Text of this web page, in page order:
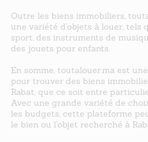
Outre les biens immobiliers,
une variété d'objets à louer, tels
sport, des instruments de
des jouets pour enfants.
En somme, toutalouer.ma est
pour trouver des biens
Rabat, que ce soit entre
Avec une grande variété de
les budgets, cette plateforme
le bien ou l'objet recherché à